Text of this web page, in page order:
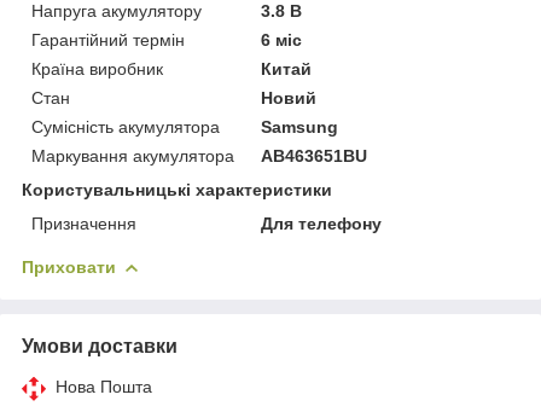
Напруга акумулятору
3.8 В
Гарантійний термін
6 міс
Країна виробник
Китай
Стан
Новий
Сумісність акумулятора
Samsung
Маркування акумулятора
AB463651BU
Користувальницькі характеристики
Призначення
Для телефону
Приховати
Умови доставки
Нова Пошта